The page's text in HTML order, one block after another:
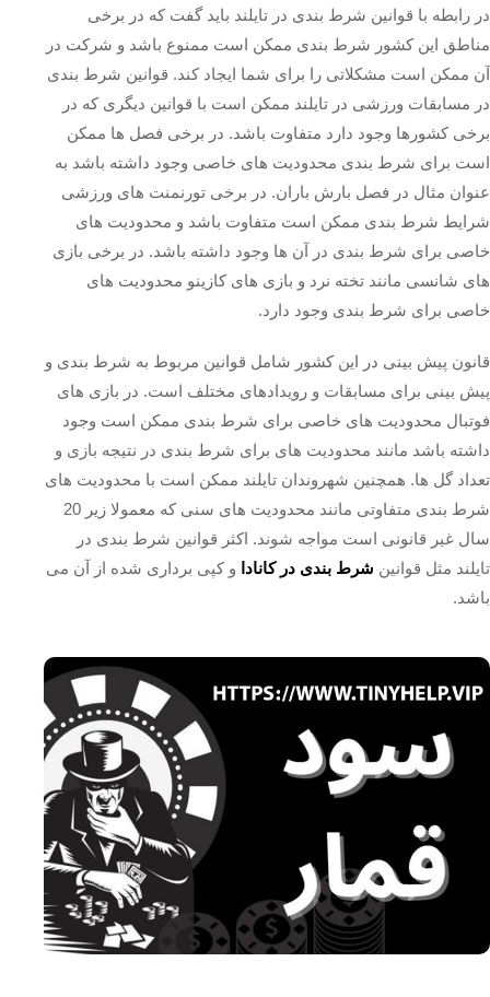
در رابطه با قوانین شرط بندی در تایلند باید گفت که در برخی
مناطق این کشور شرط بندی ممکن است ممنوع باشد و شرکت در
آن ممکن است مشکلاتی را برای شما ایجاد کند. قوانین شرط بندی
در مسابقات ورزشی در تایلند ممکن است با قوانین دیگری که در
برخی کشورها وجود دارد متفاوت باشد. در برخی فصل ها ممکن
است برای شرط بندی محدودیت های خاصی وجود داشته باشد به
عنوان مثال در فصل بارش باران. در برخی تورنمنت های ورزشی
شرایط شرط بندی ممکن است متفاوت باشد و محدودیت های
خاصی برای شرط بندی در آن ها وجود داشته باشد. در برخی بازی
های شانسی مانند تخته نرد و بازی های کازینو محدودیت های
خاصی برای شرط بندی وجود دارد.
قانون پیش بینی در این کشور شامل قوانین مربوط به شرط بندی و
پیش بینی برای مسابقات و رویدادهای مختلف است. در بازی های
فوتبال محدودیت های خاصی برای شرط بندی ممکن است وجود
داشته باشد مانند محدودیت های برای شرط بندی در نتیجه بازی و
تعداد گل ها. همچنین شهروندان تایلند ممکن است با محدودیت های
شرط بندی متفاوتی مانند محدودیت های سنی که معمولا زیر 20
سال غیر قانونی است مواجه شوند. اکثر قوانین شرط بندی در
تایلند مثل قوانین شرط بندی در کانادا و کپی برداری شده از آن می
باشد.